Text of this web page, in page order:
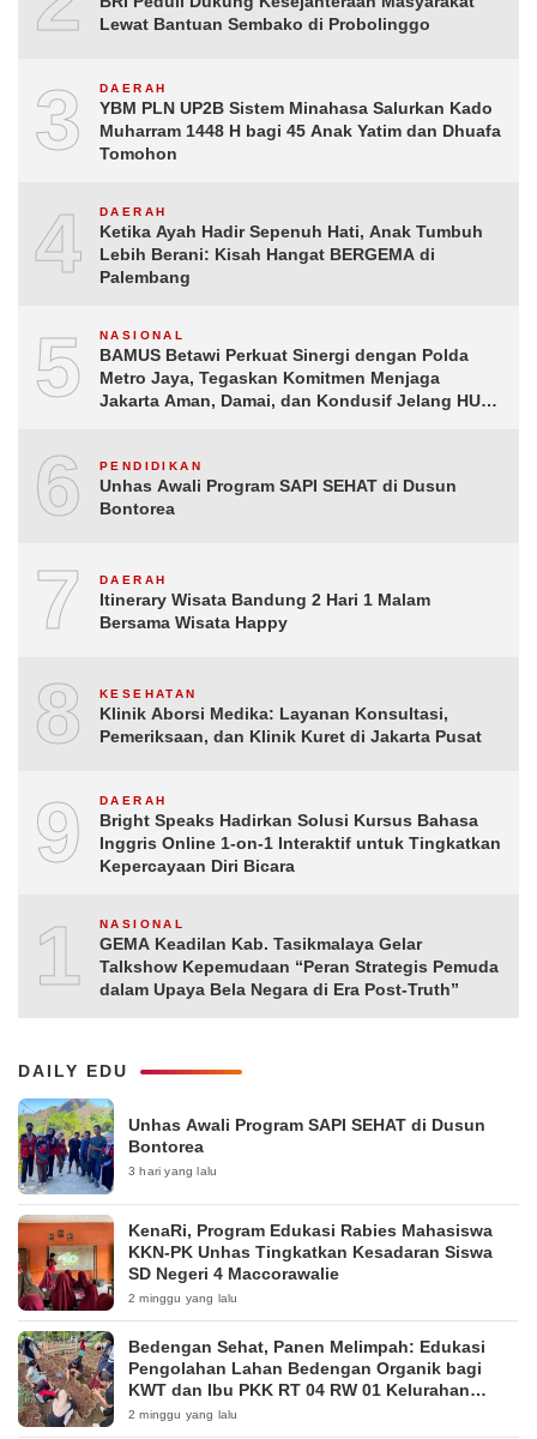
Lewat Bantuan Sembako di Probolinggo
3 DAERAH
YBM PLN UP2B Sistem Minahasa Salurkan Kado
Muharram 1448 H bagi 45 Anak Yatim dan Dhuafa
Tomohon
4 DAERAH
Ketika Ayah Hadir Sepenuh Hati, Anak Tumbuh
Lebih Berani: Kisah Hangat BERGEMA di
Palembang
5 NASIONAL
BAMUS Betawi Perkuat Sinergi dengan Polda
Metro Jaya, Tegaskan Komitmen Menjaga
Jakarta Aman, Damai, dan Kondusif Jelang HUT
6 PENDIDIKAN
Unhas Awali Program SAPI SEHAT di Dusun
Bontorea
7 DAERAH
Itinerary Wisata Bandung 2 Hari 1 Malam
Bersama Wisata Happy
8 KESEHATAN
Klinik Aborsi Medika: Layanan Konsultasi,
Pemeriksaan, dan Klinik Kuret di Jakarta Pusat
9 DAERAH
Bright Speaks Hadirkan Solusi Kursus Bahasa
Inggris Online 1-on-1 Interaktif untuk Tingkatkan
Kepercayaan Diri Bicara
10NASIONAL
GEMA Keadilan Kab. Tasikmalaya Gelar
Talkshow Kepemudaan “Peran Strategis Pemuda
dalam Upaya Bela Negara di Era Post-Truth”
DAILY EDU
Unhas Awali Program SAPI SEHAT di Dusun
Bontorea
3 hari yang lalu
KenaRi, Program Edukasi Rabies Mahasiswa
KKN-PK Unhas Tingkatkan Kesadaran Siswa
SD Negeri 4 Maccorawalie
2 minggu yang lalu
Bedengan Sehat, Panen Melimpah: Edukasi
Pengolahan Lahan Bedengan Organik bagi
KWT dan Ibu PKK RT 04 RW 01 Kelurahan
Pakintelan
2 minggu yang lalu